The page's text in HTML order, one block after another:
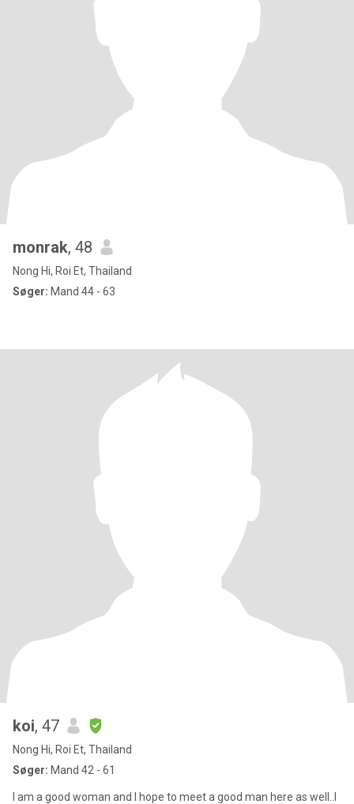
monrak, 48
Nong Hi, Roi Et, Thailand
Søger: Mand 44 - 63
koi, 47
Nong Hi, Roi Et, Thailand
Søger: Mand 42 - 61
I am a good woman and I hope to meet a good man here as well..I